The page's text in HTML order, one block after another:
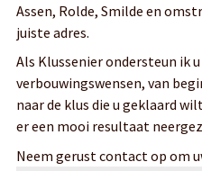
Assen, Rolde, Smilde en
juiste adres.
Als Klussenier ondersteun ik
verbouwingswensen, van
naar de klus die u geklaard
er een mooi resultaat
Neem gerust contact op om